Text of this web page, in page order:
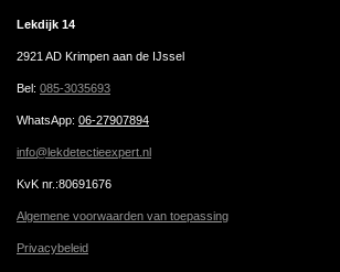
Lekdijk 14
2921 AD Krimpen aan de IJssel
Bel: 085-3035693
WhatsApp: 06-27907894
info@lekdetectieexpert.nl
KvK nr.:80691676
Algemene voorwaarden van toepassing
Privacybeleid